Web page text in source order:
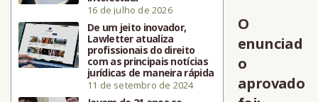
16 de julho de 2026
De um jeito inovador,
Lawletter atualiza
profissionais do direito
com as principais notícias
jurídicas de maneira rápida
11 de setembro de 2024
O
enunciad
o
aprovado